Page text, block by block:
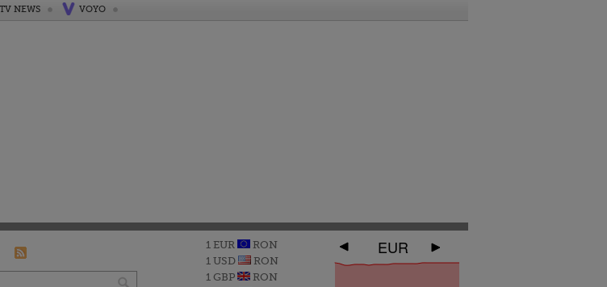
NEWS VOYO
1 EUR
RON
1 USD
RON
1 GBP
RON
EUR